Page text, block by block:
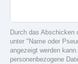
Durch das
unter "Name oder
angezeigt werden
personenbezogene